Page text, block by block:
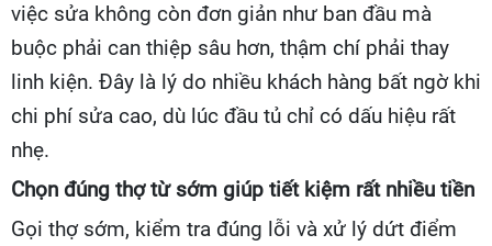
việc sửa không còn đơn giản như ban đầu mà
buộc phải can thiệp sâu hơn, thậm chí phải thay
linh kiện. Đây là lý do nhiều khách hàng bất ngờ khi
chi phí sửa cao, dù lúc đầu tủ chỉ có dấu hiệu rất
nhẹ.
Chọn đúng thợ từ sớm giúp tiết kiệm rất nhiều tiền
Gọi thợ sớm, kiểm tra đúng lỗi và xử lý dứt điểm